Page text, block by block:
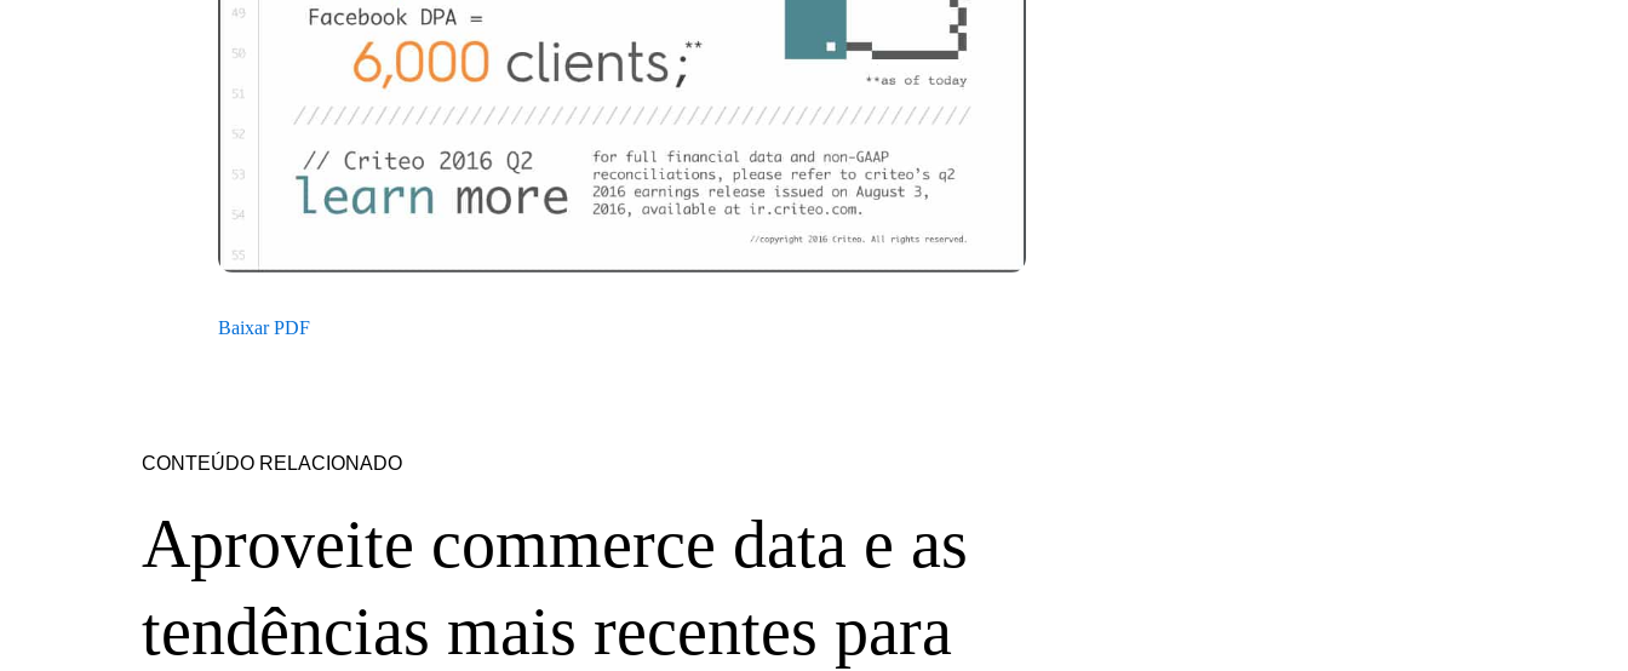
Baixar PDF
CONTEÚDO RELACIONADO
Aproveite commerce data e as
tendências mais recentes para